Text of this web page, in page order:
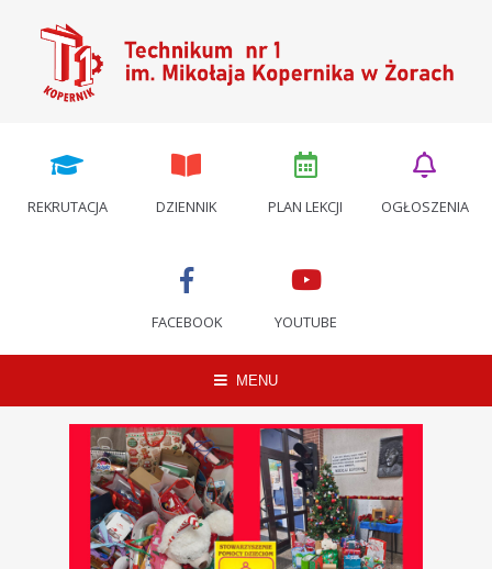
REKRUTACJA DZIENNIK PLAN LEKCJI OGŁOSZENIA
FACEBOOK YOUTUBE
MENU